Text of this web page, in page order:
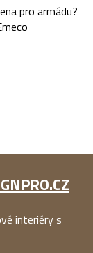
pro armádu?
interiéry s